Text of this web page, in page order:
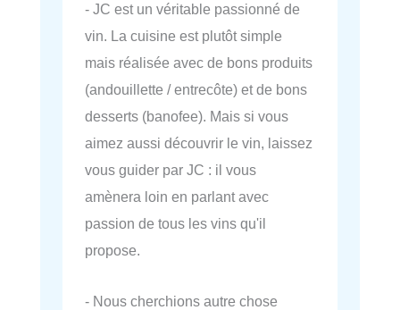
- JC est un véritable passionné de
vin. La cuisine est plutôt simple
mais réalisée avec de bons produits
(andouillette / entrecôte) et de bons
desserts (banofee). Mais si vous
aimez aussi découvrir le vin, laissez
vous guider par JC : il vous
amènera loin en parlant avec
passion de tous les vins qu'il
propose.
- Nous cherchions autre chose